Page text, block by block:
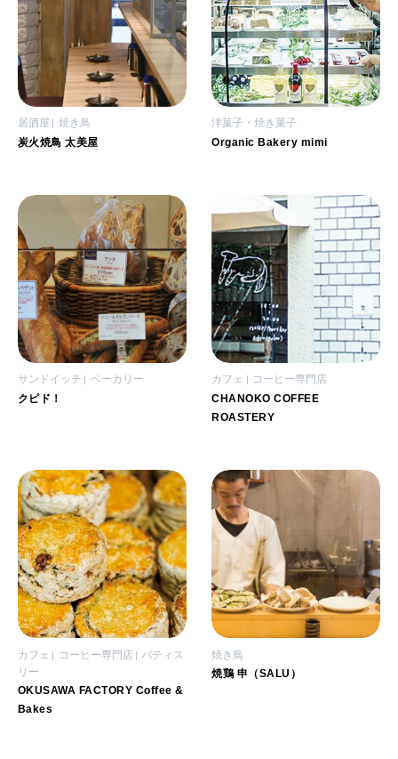
居酒屋 焼き鳥
炭火焼鳥 太美屋
洋菓子・焼き菓子
Organic Bakery mimi
サンドイッチ ベーカリー
クピド！
カフェ コーヒー専門店
CHANOKO COFFEE
ROASTERY
カフェ コーヒー専門店
パティス
リー
OKUSAWA FACTORY Coffee &
Bakes
焼き鳥
焼鶏 申（SALU）